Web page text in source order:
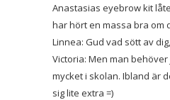
Anastasias eyebrow kit
har hört en massa bra om
Linnea: Gud vad sött av
Victoria: Men man
mycket i skolan. Ibland är
sig lite extra =)